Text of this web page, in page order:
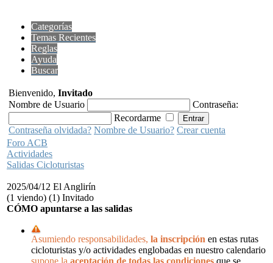
Categorías
Temas Recientes
Reglas
Ayuda
Buscar
Bienvenido, Invitado
Nombre de Usuario
Contraseña:
Recordarme
Contraseña olvidada? Nombre de Usuario? Crear cuenta
Foro ACB
Actividades
Salidas Cicloturistas
2025/04/12 El Anglirín
(1 viendo) (1) Invitado
CÓMO apuntarse a las salidas
Asumiendo responsabilidades, la inscripción en estas rutas
cicloturistas y/o actividades englobadas en nuestro calendario
supone la aceptación de todas las condiciones que se